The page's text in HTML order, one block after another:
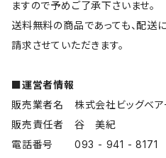
ますので予めご了承下さいませ。
送料無料の商品であっても、配送
請求させていただきます。
■運営者情報
販売業者名 株式会社ビッグベア
販売責任者 谷 美紀
電話番号 093 - 941 - 8171